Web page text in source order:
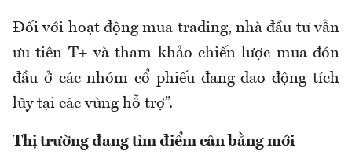
Đối với hoạt động mua trading, nhà đầu tư vẫn
ưu tiên T+ và tham khảo chiến lược mua đón
đầu ở các nhóm cổ phiếu đang dao động tích
lũy tại các vùng hỗ trợ”.
Thị trường đang tìm điểm cân bằng mới